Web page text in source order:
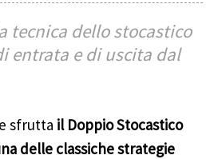
tecnica dello stocastico
entrata e di uscita dal
sfrutta il Doppio Stocastico
delle classiche strategie